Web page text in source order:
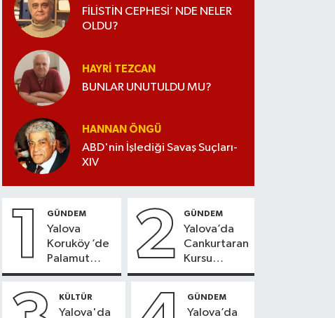
FİLİSTİN CEPHESİ’ NDE NELER
OLDU?
HAYRI TEZCAN
BUNLAR UNUTULDU MU?
HANNAN ÖNGÜ
ABD'nin İşlediği Savaş Suçları-
XIV
1 GÜNDEM
Yalova
Koruköy ’de
Palamut
Sezonu
2 GÜNDEM
Yalova’da
Cankurtaran
Kursu
Kayıtları
KÜLTÜR
Yalova'da
GÜNDEM
Yalova’da